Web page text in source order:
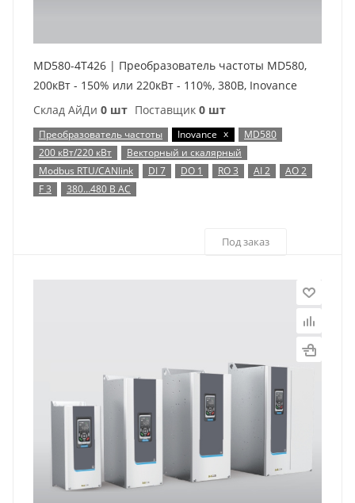
MD580-4T426 | Преобразователь частоты MD580,
200кВт - 150% или 220кВт - 110%, 380В, Inovance
Склад АйДи 0 шт Поставщик 0 шт
Преобразователь частоты Inovance x
MD580
200 кВт/220 кВт
Векторный и скалярный
Modbus RTU/CANlink
DI 7 DO 1 RO 3 AI 2
AO 2
F 3
380…480 В AC
Под заказ